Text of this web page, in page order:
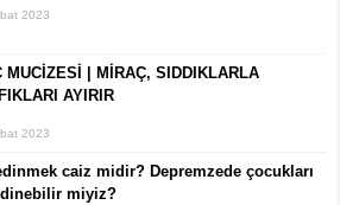
2023
MUCİZESİ | MİRAÇ, SIDDIKLARLA
AYIRIR
2023
caiz midir? Depremzede çocukları
miyiz?